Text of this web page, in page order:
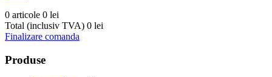
0 articole 0 lei
Total (inclusiv TVA) 0 lei
Finalizare comanda
Produse